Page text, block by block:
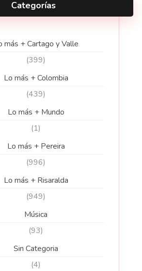
Categorías
más + Cartago y Valle
(399)
Lo más + Colombia
(439)
Lo más + Mundo
(1)
Lo más + Pereira
(996)
Lo más + Risaralda
(949)
Música
(93)
Sin Categoria
(4)